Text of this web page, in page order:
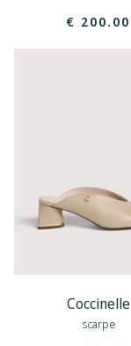
€ 200.00
Coccinelle
scarpe